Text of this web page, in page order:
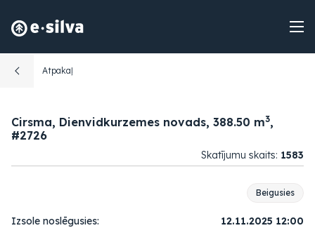
Atpakaļ
Cirsma, Dienvidkurzemes novads, 388.50 m3,
#2726
Skatījumu skaits: 1583
Beigusies
Izsole noslēgusies:
12.11.2025 12:00